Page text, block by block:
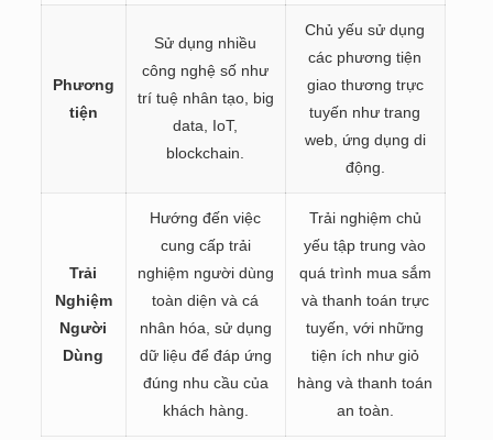
Phương
tiện
Sử dụng nhiều
công nghệ số như
trí tuệ nhân tạo, big
data, IoT,
blockchain.
Chủ yếu sử dụng
các phương tiện
giao thương trực
tuyến như trang
web, ứng dụng di
động.
Trải
Nghiệm
Người
Dùng
Hướng đến việc
cung cấp trải
nghiệm người dùng
toàn diện và cá
nhân hóa, sử dụng
dữ liệu để đáp ứng
đúng nhu cầu của
khách hàng.
Trải nghiệm chủ
yếu tập trung vào
quá trình mua sắm
và thanh toán trực
tuyến, với những
tiện ích như giỏ
hàng và thanh toán
an toàn.